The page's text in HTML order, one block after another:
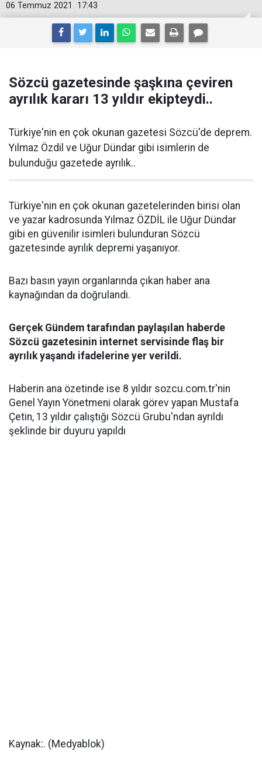
17:43
06 Temmuz 2021
Sözcü gazetesinde şaşkına çeviren
ayrılık kararı 13 yıldır ekipteydi..
Türkiye'nin en çok okunan gazetesi Sözcü'de deprem.
Yılmaz Özdil ve Uğur Dündar gibi isimlerin de
bulunduğu gazetede ayrılık..
Türkiye'nin en çok okunan gazetelerinden birisi olan
ve yazar kadrosunda Yılmaz ÖZDİL ile Uğur Dündar
gibi en güvenilir isimleri bulunduran Sözcü
gazetesinde ayrılık depremi yaşanıyor.
Bazı basın yayın organlarında çıkan haber ana
kaynağından da doğrulandı.
Gerçek Gündem tarafından paylaşılan haberde
Sözcü gazetesinin internet servisinde flaş bir
ayrılık yaşandı ifadelerine yer verildi.
Haberin ana özetinde ise 8 yıldır sozcu.com.tr'nin
Genel Yayın Yönetmeni olarak görev yapan Mustafa
Çetin, 13 yıldır çalıştığı Sözcü Grubu'ndan ayrıldı
şeklinde bir duyuru yapıldı
Kaynak:. (Medyablok)